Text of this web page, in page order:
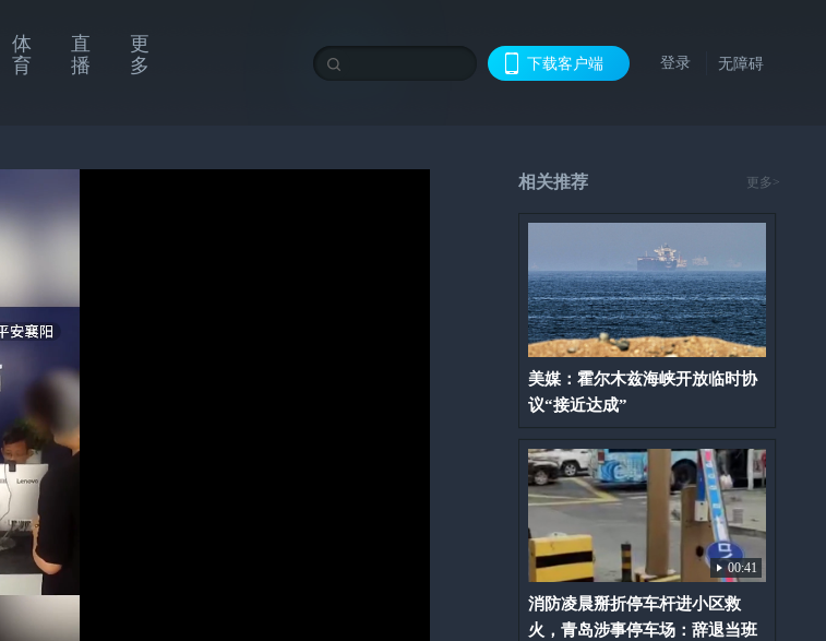
体
育
直
播
更
多
下载客户端 登录 无障碍
相关推荐 更多>
美媒：霍尔木兹海峡开放临时协
议“接近达成”
00:41
消防凌晨掰折停车杆进小区救
火，青岛涉事停车场：辞退当班